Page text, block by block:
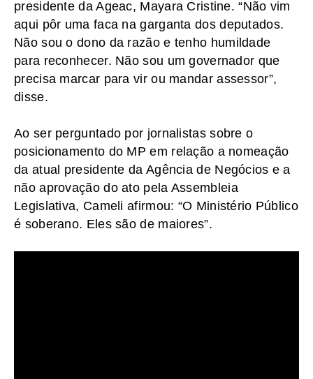
presidente da Ageac, Mayara Cristine. “Não vim
aqui pôr uma faca na garganta dos deputados.
Não sou o dono da razão e tenho humildade
para reconhecer. Não sou um governador que
precisa marcar para vir ou mandar assessor”,
disse.
Ao ser perguntado por jornalistas sobre o
posicionamento do MP em relação a nomeação
da atual presidente da Agência de Negócios e a
não aprovação do ato pela Assembleia
Legislativa, Cameli afirmou: “O Ministério Público
é soberano. Eles são de maiores”.